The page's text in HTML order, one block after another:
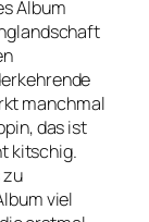
Album
manchmal
das ist
kitschig.
zu
viel